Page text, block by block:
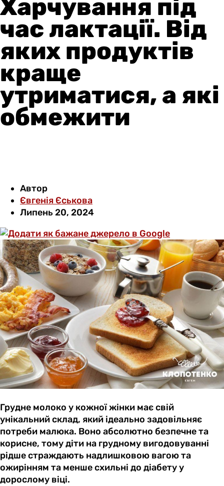
Харчування під
час лактації. Від
яких продуктів
краще
утриматися, а які
обмежити
Автор
Євгенія Єськова
Липень 20, 2024
Грудне молоко у кожної жінки має свій
унікальний склад, який ідеально задовільняє
потреби малюка. Воно абсолютно безпечне та
корисне, тому діти на грудному вигодовуванні
рідше страждають надлишковою вагою та
ожирінням та менше схильні до діабету у
дорослому віці.